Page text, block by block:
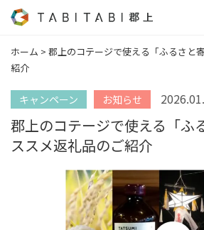
ホーム > 郡上のコテージで使える「ふるさと
紹介
キャンペーン お知らせ
郡上のコテージで使える「ふ
ススメ返礼品のご紹介